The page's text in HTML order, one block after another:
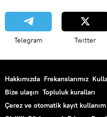
Telegram Twitter
Hakkımızda Frekanslarımız
Bize ulaşın Topluluk kuralları
Çerez ve otomatik kayıt